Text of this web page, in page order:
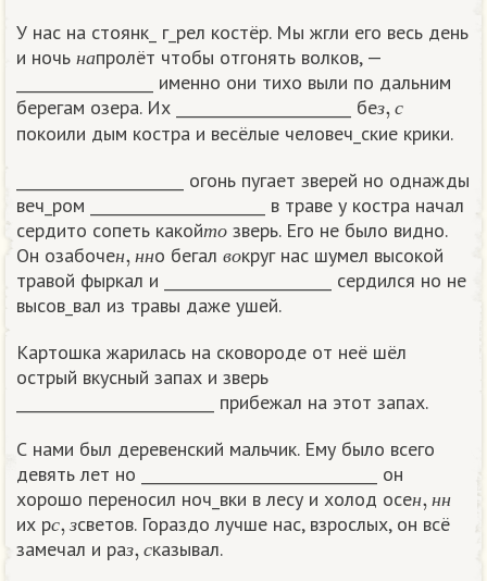
У нас на стоянк_ г_рел костёр. Мы жгли его весь день
и ночь
н а
н а
пролёт чтобы отгонять волков, —
__________________ именно они тихо выли по дальним
берегам озера. Их _______________________ без с
з,с
покоили дым костра и весёлые человеч_ские крики.
______________________ огонь пугает зверей но однажды
веч_ром _______________________ в траве у костра начал
сердито сопеть какой т о
то
зверь. Его не было видно.
Он озабочен нн
н,нн
о бегалв о
во
круг нас шумел высокой
травой фыркал и ______________________ сердился но не
высов_вал из травы даже ушей.
Картошка жарилась на сковороде от неё шёл
острый вкусный запах и зверь
__________________________ прибежал на этот запах.
С нами был деревенский мальчик. Ему было всего
девять лет но _______________________________ он
хорошо переносил ноч_вки в лесу и холод осен нн
их рс з
с,з
светов. Гораздо лучше нас, взрослых, он всё
замечал и ра з с
з, с
казывал.